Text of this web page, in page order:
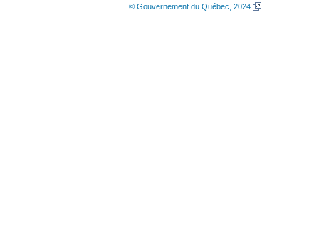
© Gouvernement du Québec, 2024